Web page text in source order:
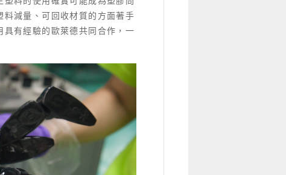
減量、可回收材質的方面著手
有經驗的歐萊德共同合作，一